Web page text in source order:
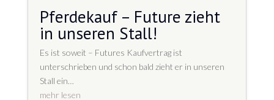
Pferdekauf – Future zieht
in unseren Stall!
Es ist soweit – Futures Kaufvertrag ist
unterschrieben und schon bald zieht er in unseren
Stall ein…
mehr lesen